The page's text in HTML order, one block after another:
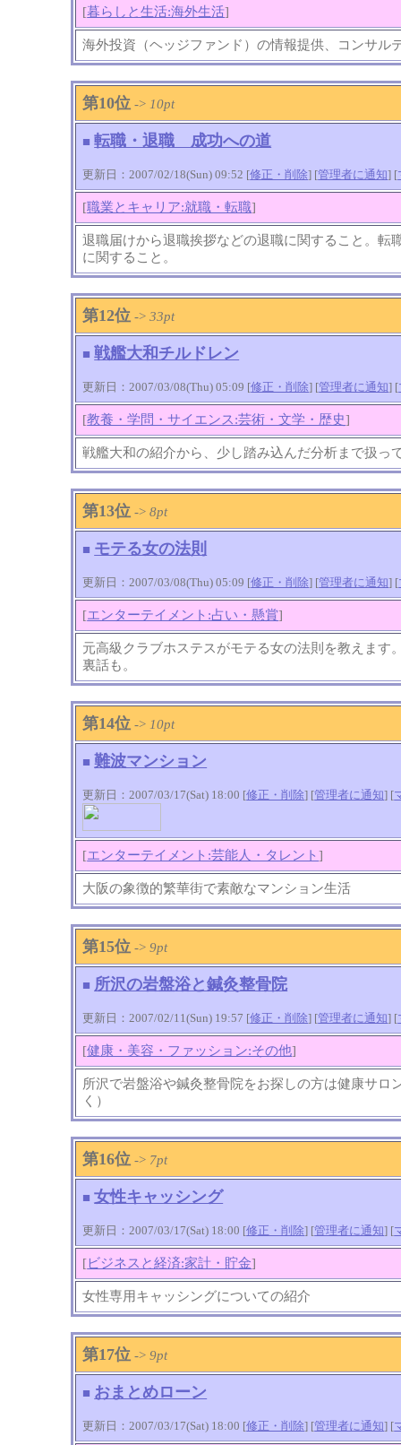
[暮らしと生活:海外生活]
海外投資（ヘッジファンド）の情報提供、コンサル
第10位 -> 10pt
■ 転職・退職 成功への道
更新日：2007/02/18(Sun) 09:52 [修正・削除] [管理者に通知] [
[職業とキャリア:就職・転職]
退職届けから退職挨拶などの退職に関すること。転
に関すること。
第12位 ->33pt
■ 戦艦大和チルドレン
更新日：2007/03/08(Thu) 05:09 [修正・削除] [管理者に通知] [
[教養・学問・サイエンス:芸術・文学・歴史]
戦艦大和の紹介から、少し踏み込んだ分析まで扱っ
第13位 ->8pt
■ モテる女の法則
更新日：2007/03/08(Thu) 05:09 [修正・削除] [管理者に通知] [
[エンターテイメント:占い・懸賞]
元高級クラブホステスがモテる女の法則を教えます
裏話も。
第14位 -> 10pt
■ 難波マンション
更新日：2007/03/17(Sat) 18:00 [修正・削除] [管理者に通知] [
[エンターテイメント:芸能人・タレント]
大阪の象徴的繁華街で素敵なマンション生活
第15位 ->9pt
■ 所沢の岩盤浴と鍼灸整骨院
更新日：2007/02/11(Sun) 19:57 [修正・削除] [管理者に通知] [
[健康・美容・ファッション:その他]
所沢で岩盤浴や鍼灸整骨院をお探しの方は健康サロ
く）
第16位 -> 7pt
■ 女性キャッシング
更新日：2007/03/17(Sat) 18:00 [修正・削除] [管理者に通知] [
[ビジネスと経済:家計・貯金]
女性専用キャッシングについての紹介
第17位 ->9pt
■ おまとめローン
更新日：2007/03/17(Sat) 18:00 [修正・削除] [管理者に通知] [